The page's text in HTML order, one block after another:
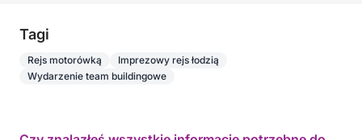
Tagi
Rejs motorówką
Imprezowy rejs łodzią
Wydarzenie team buildingowe